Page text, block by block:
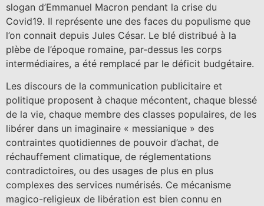
slogan d’Emmanuel Macron pendant la crise du
Covid19. Il représente une des faces du populisme que
l’on connait depuis Jules César. Le blé distribué à la
plèbe de l’époque romaine, par-dessus les corps
intermédiaires, a été remplacé par le déficit budgétaire.
Les discours de la communication publicitaire et
politique proposent à chaque mécontent, chaque blessé
de la vie, chaque membre des classes populaires, de les
libérer dans un imaginaire « messianique » des
contraintes quotidiennes de pouvoir d’achat, de
réchauffement climatique, de réglementations
contradictoires, ou des usages de plus en plus
complexes des services numérisés. Ce mécanisme
magico-religieux de libération est bien connu en